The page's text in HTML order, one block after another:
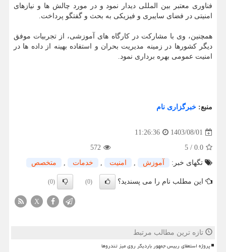
فناوری معتبر بین المللی دیدار نمود و در مورد چالش ها و نیازهای
امنیتی در فضای سایبری و فیزیکی به بحث و گفتگو پرداخت.
همچنین، وی با مشارکت در کارگاه های آموزشی، از تجربیات موفق
دیگر کشورها در زمینه مدیریت بحران و استفاده بهینه از داده ها در
امنیت عمومی بهره برداری نمود.
منبع: خبرگزاری نام
1403/08/01
11:26:36
0.0
/
5
572
تگهای خبر:
آموزش , امنیت , خدمات , متخصص
این مطلب نام را می پسندید؟ (0)
(0)
X
تازه ترین مطالب مرتبط
پروژه استعفای رییس جمهور باردیگر روی میز تندروها